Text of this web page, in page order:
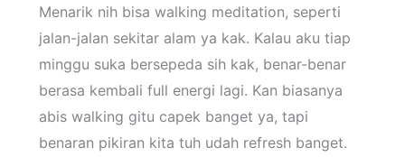
Menarik nih bisa walking meditation, seperti
jalan-jalan sekitar alam ya kak. Kalau aku tiap
minggu suka bersepeda sih kak, benar-benar
berasa kembali full energi lagi. Kan biasanya
abis walking gitu capek banget ya, tapi
benaran pikiran kita tuh udah refresh banget.